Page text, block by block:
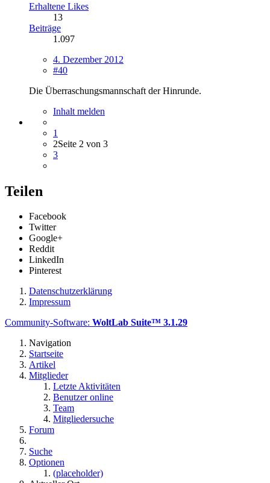
Erhaltene Likes
13
Beiträge
1.097
4. Dezember 2012
#40
Die Überraschungsmannschaft der Hinrunde.
Inhalt melden
1
2Seite 2 von 3
3
Teilen
Facebook
Twitter
Google+
Reddit
LinkedIn
Pinterest
Datenschutzerklärung
Impressum
Community-Software: WoltLab Suite™ 3.1.29
Navigation
Startseite
Artikel
Mitglieder
Letzte Aktivitäten
Benutzer online
Team
Mitgliedersuche
Forum
Suche
Optionen
(placeholder)